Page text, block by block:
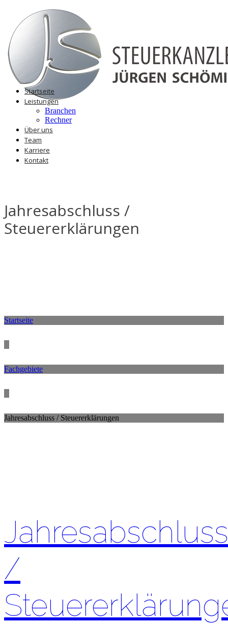
Startseite
Leistungen
Branchen
Rechner
Über uns
Team
Karriere
Kontakt
Jahresabschluss /
Steuererklärungen
Startseite
Fachgebiete
Jahresabschluss / Steuererklärungen
Jahresabschluss
/